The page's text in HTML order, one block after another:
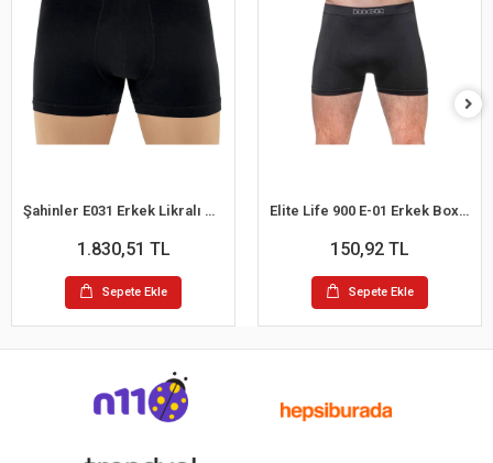
Şahinler E031 Erkek Likralı Boxer Külot 6lı Paket Siyah S
1.830,51 TL
Sepete Ekle
Elite Life 900 E-01 Erkek Boxer
150,92 TL
Sepete Ekle